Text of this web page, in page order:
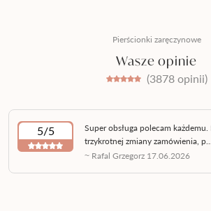
Pierścionki zaręczynowe
Wasze opinie
(3878 opinii)
5/5
Super obsługa polecam
trzykrotnej zmiany zamówienia, p...
~ Rafal Grzegorz 17.06.2026